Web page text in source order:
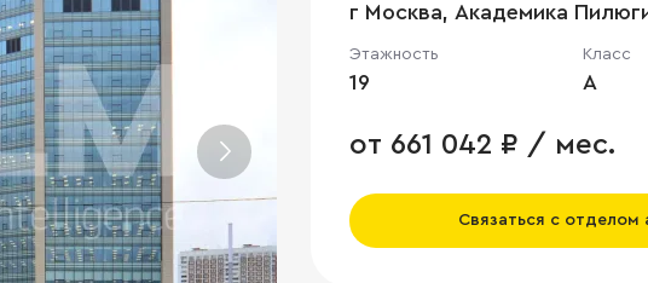
г Москва, Академика
Этажность
19
Класс
A
от 661 042 ₽ / мес.
Связаться с отделом